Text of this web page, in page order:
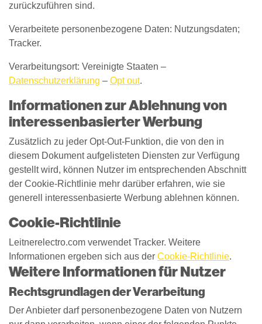
zurückzuführen sind.
Verarbeitete personenbezogene Daten: Nutzungsdaten;
Tracker.
Verarbeitungsort: Vereinigte Staaten –
Datenschutzerklärung – Opt out.
Informationen zur Ablehnung von
interessenbasierter Werbung
Zusätzlich zu jeder Opt-Out-Funktion, die von den in
diesem Dokument aufgelisteten Diensten zur Verfügung
gestellt wird, können Nutzer im entsprechenden Abschnitt
der Cookie-Richtlinie mehr darüber erfahren, wie sie
generell interessenbasierte Werbung ablehnen können.
Cookie-Richtlinie
Leitnerelectro.com verwendet Tracker. Weitere
Informationen ergeben sich aus der Cookie-Richtlinie.
Weitere Informationen für Nutzer
Rechtsgrundlagen der Verarbeitung
Der Anbieter darf personenbezogene Daten von Nutzern